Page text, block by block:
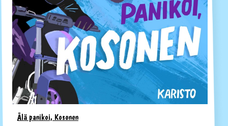
Älä panikoi, Kosonen